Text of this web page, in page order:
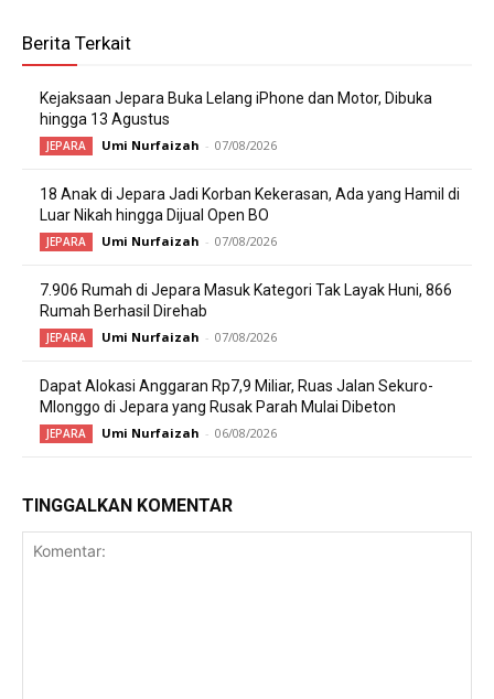
Berita Terkait
Kejaksaan Jepara Buka Lelang iPhone dan Motor, Dibuka
hingga 13 Agustus
JEPARA Umi Nurfaizah - 07/08/2026
18 Anak di Jepara Jadi Korban Kekerasan, Ada yang Hamil di
Luar Nikah hingga Dijual Open BO
JEPARA Umi Nurfaizah - 07/08/2026
7.906 Rumah di Jepara Masuk Kategori Tak Layak Huni, 866
Rumah Berhasil Direhab
JEPARA Umi Nurfaizah - 07/08/2026
Dapat Alokasi Anggaran Rp7,9 Miliar, Ruas Jalan Sekuro-
Mlonggo di Jepara yang Rusak Parah Mulai Dibeton
JEPARA Umi Nurfaizah - 06/08/2026
TINGGALKAN KOMENTAR